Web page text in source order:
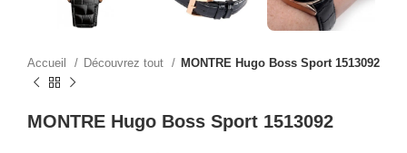
Accueil Découvrez tout MONTRE Hugo Boss Sport 1513092
MONTRE Hugo Boss Sport 1513092